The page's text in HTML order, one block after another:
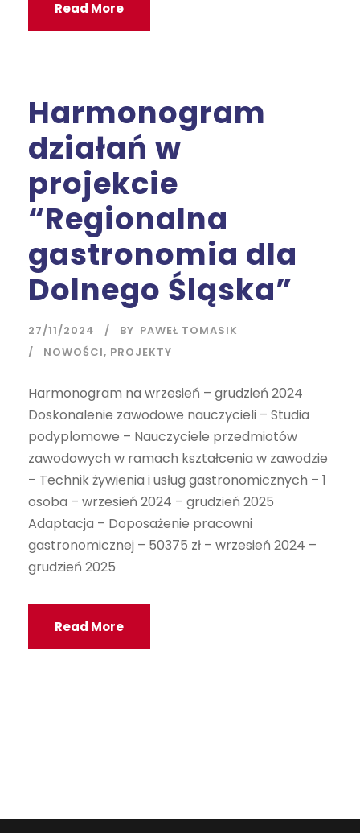
Read More
Harmonogram
działań w
projekcie
“Regionalna
gastronomia dla
Dolnego Śląska”
27/11/2024 BY PAWEŁ TOMASIK
NOWOŚCI, PROJEKTY
Harmonogram na wrzesień – grudzień 2024
Doskonalenie zawodowe nauczycieli – Studia
podyplomowe – Nauczyciele przedmiotów
zawodowych w ramach kształcenia w zawodzie
– Technik żywienia i usług gastronomicznych – 1
osoba – wrzesień 2024 – grudzień 2025
Adaptacja – Doposażenie pracowni
gastronomicznej – 50375 zł – wrzesień 2024 –
grudzień 2025
Read More